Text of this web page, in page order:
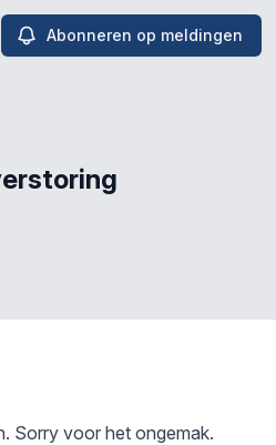
Abonneren op meldingen
Sorry voor het ongemak.